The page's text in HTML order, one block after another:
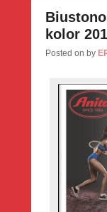
kolor
Posted on by